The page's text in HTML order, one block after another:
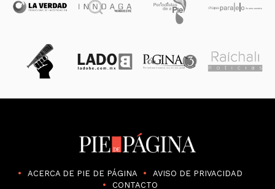
ACERCA DE PIE DE PÁGINA
AVISO DE PRIVACIDAD
CONTACTO